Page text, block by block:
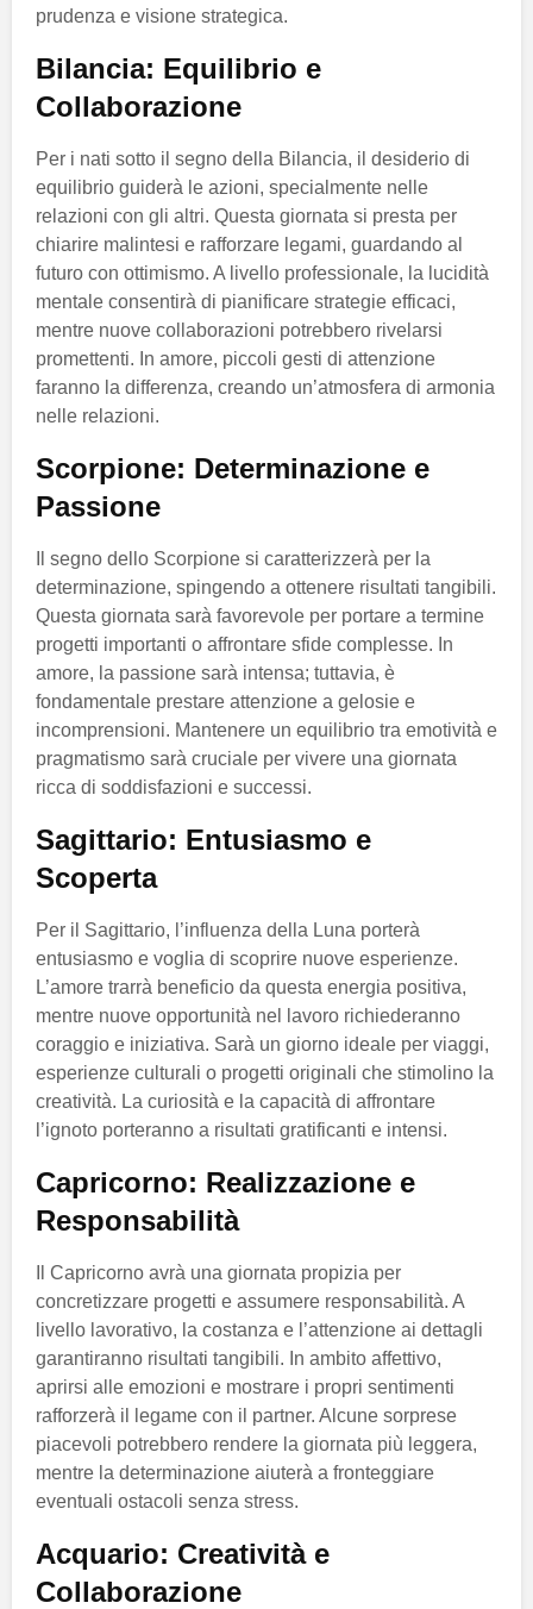
prudenza e visione strategica.
Bilancia: Equilibrio e
Collaborazione
Per i nati sotto il segno della Bilancia, il desiderio di
equilibrio guiderà le azioni, specialmente nelle
relazioni con gli altri. Questa giornata si presta per
chiarire malintesi e rafforzare legami, guardando al
futuro con ottimismo. A livello professionale, la lucidità
mentale consentirà di pianificare strategie efficaci,
mentre nuove collaborazioni potrebbero rivelarsi
promettenti. In amore, piccoli gesti di attenzione
faranno la differenza, creando un’atmosfera di armonia
nelle relazioni.
Scorpione: Determinazione e
Passione
Il segno dello Scorpione si caratterizzerà per la
determinazione, spingendo a ottenere risultati tangibili.
Questa giornata sarà favorevole per portare a termine
progetti importanti o affrontare sfide complesse. In
amore, la passione sarà intensa; tuttavia, è
fondamentale prestare attenzione a gelosie e
incomprensioni. Mantenere un equilibrio tra emotività e
pragmatismo sarà cruciale per vivere una giornata
ricca di soddisfazioni e successi.
Sagittario: Entusiasmo e
Scoperta
Per il Sagittario, l’influenza della Luna porterà
entusiasmo e voglia di scoprire nuove esperienze.
L’amore trarrà beneficio da questa energia positiva,
mentre nuove opportunità nel lavoro richiederanno
coraggio e iniziativa. Sarà un giorno ideale per viaggi,
esperienze culturali o progetti originali che stimolino la
creatività. La curiosità e la capacità di affrontare
l’ignoto porteranno a risultati gratificanti e intensi.
Capricorno: Realizzazione e
Responsabilità
Il Capricorno avrà una giornata propizia per
concretizzare progetti e assumere responsabilità. A
livello lavorativo, la costanza e l’attenzione ai dettagli
garantiranno risultati tangibili. In ambito affettivo,
aprirsi alle emozioni e mostrare i propri sentimenti
rafforzerà il legame con il partner. Alcune sorprese
piacevoli potrebbero rendere la giornata più leggera,
mentre la determinazione aiuterà a fronteggiare
eventuali ostacoli senza stress.
Acquario: Creatività e
Collaborazione